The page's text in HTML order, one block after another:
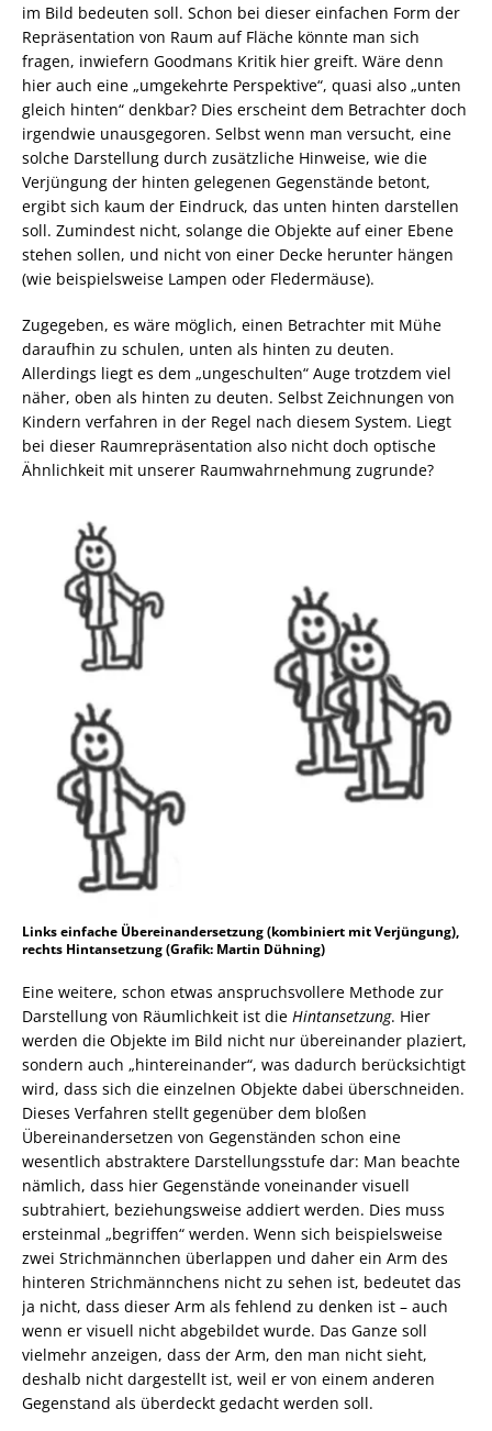
im Bild bedeuten soll. Schon bei dieser einfachen Form der
Repräsentation von Raum auf Fläche könnte man sich
fragen, inwiefern Goodmans Kritik hier greift. Wäre denn
hier auch eine „umgekehrte Perspektive“, quasi also „unten
gleich hinten“ denkbar? Dies erscheint dem Betrachter doch
irgendwie unausgegoren. Selbst wenn man versucht, eine
solche Darstellung durch zusätzliche Hinweise, wie die
Verjüngung der hinten gelegenen Gegenstände betont,
ergibt sich kaum der Eindruck, das unten hinten darstellen
soll. Zumindest nicht, solange die Objekte auf einer Ebene
stehen sollen, und nicht von einer Decke herunter hängen
(wie beispielsweise Lampen oder Fledermäuse).
Zugegeben, es wäre möglich, einen Betrachter mit Mühe
daraufhin zu schulen, unten als hinten zu deuten.
Allerdings liegt es dem „ungeschulten“ Auge trotzdem viel
näher, oben als hinten zu deuten. Selbst Zeichnungen von
Kindern verfahren in der Regel nach diesem System. Liegt
bei dieser Raumrepräsentation also nicht doch optische
Ähnlichkeit mit unserer Raumwahrnehmung zugrunde?
Links einfache Übereinandersetzung (kombiniert mit Verjüngung),
rechts Hintansetzung (Grafik: Martin Dühning)
Eine weitere, schon etwas anspruchsvollere Methode zur
Darstellung von Räumlichkeit ist die Hintansetzung. Hier
werden die Objekte im Bild nicht nur übereinander plaziert,
sondern auch „hintereinander“, was dadurch berücksichtigt
wird, dass sich die einzelnen Objekte dabei überschneiden.
Dieses Verfahren stellt gegenüber dem bloßen
Übereinandersetzen von Gegenständen schon eine
wesentlich abstraktere Darstellungsstufe dar: Man beachte
nämlich, dass hier Gegenstände voneinander visuell
subtrahiert, beziehungsweise addiert werden. Dies muss
ersteinmal „begriffen“ werden. Wenn sich beispielsweise
zwei Strichmännchen überlappen und daher ein Arm des
hinteren Strichmännchens nicht zu sehen ist, bedeutet das
ja nicht, dass dieser Arm als fehlend zu denken ist – auch
wenn er visuell nicht abgebildet wurde. Das Ganze soll
vielmehr anzeigen, dass der Arm, den man nicht sieht,
deshalb nicht dargestellt ist, weil er von einem anderen
Gegenstand als überdeckt gedacht werden soll.